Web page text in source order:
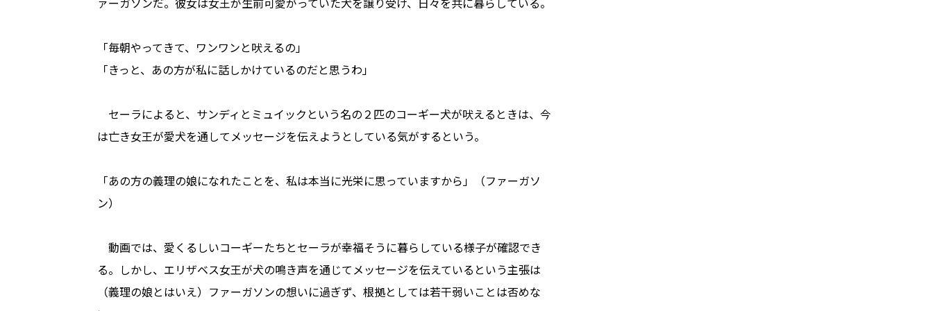
「毎朝やってきて、ワンワンと吠えるの」
「きっと、あの方が私に話しかけているのだと思うわ」
セーラによると、サンディとミュイックという名の２匹のコーギー犬が吠えるときは、今
は亡き女王が愛犬を通してメッセージを伝えようとしている気がするという。
「あの方の義理の娘になれたことを、私は本当に光栄に思っていますから」（ファーガソ
ン）
動画では、愛くるしいコーギーたちとセーラが幸福そうに暮らしている様子が確認でき
る。しかし、エリザベス女王が犬の鳴き声を通じてメッセージを伝えているという主張は
（義理の娘とはいえ）ファーガソンの想いに過ぎず、根拠としては若干弱いことは否めな